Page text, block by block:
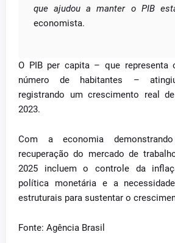
que ajudou a manter o PIB
economista.
O PIB per capita – que representa
número de habitantes –
registrando um crescimento real
2023.
Com a economia
recuperação do mercado de
2025 incluem o controle da
política monetária e a
estruturais para sustentar o
Fonte: Agência Brasil